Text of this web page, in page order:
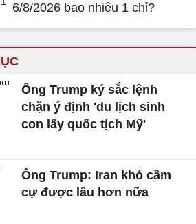
6/8/2026 bao nhiêu 1 chỉ?
Ông Trump ký sắc lệnh
chặn ý định 'du lịch sinh
con lấy quốc tịch Mỹ'
Ông Trump: Iran khó cầm
cự được lâu hơn nữa